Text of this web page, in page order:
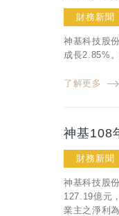
財務新聞
神基科技股
成長2.85%
了解更多
神基108
財務新聞
神基科技股
127.19億元
業主之淨利